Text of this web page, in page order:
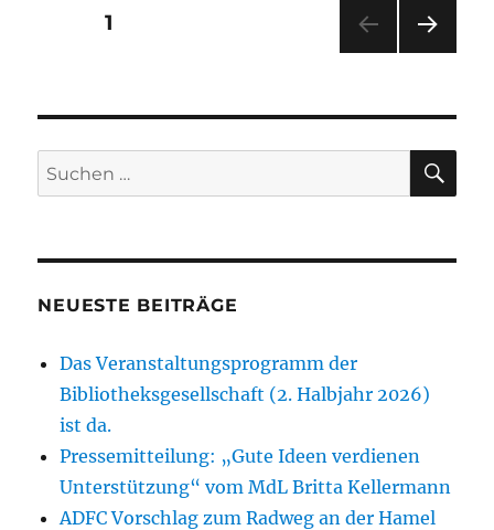
Alternative
Bezeichnung
Straße
im
Bildungscampus
Hameln
Seitennummerierung
Beiträge
SEITE1
E
Suchen
nach:
NEUESTE BEITRÄGE
Das Veranstaltungsprogramm der
Bibliotheksgesellschaft (2. Halbjahr 2026)
ist da.
Pressemitteilung: „Gute Ideen verdienen
Unterstützung“ vom MdL Britta Kellermann
ADFC Vorschlag zum Radweg an der Hamel